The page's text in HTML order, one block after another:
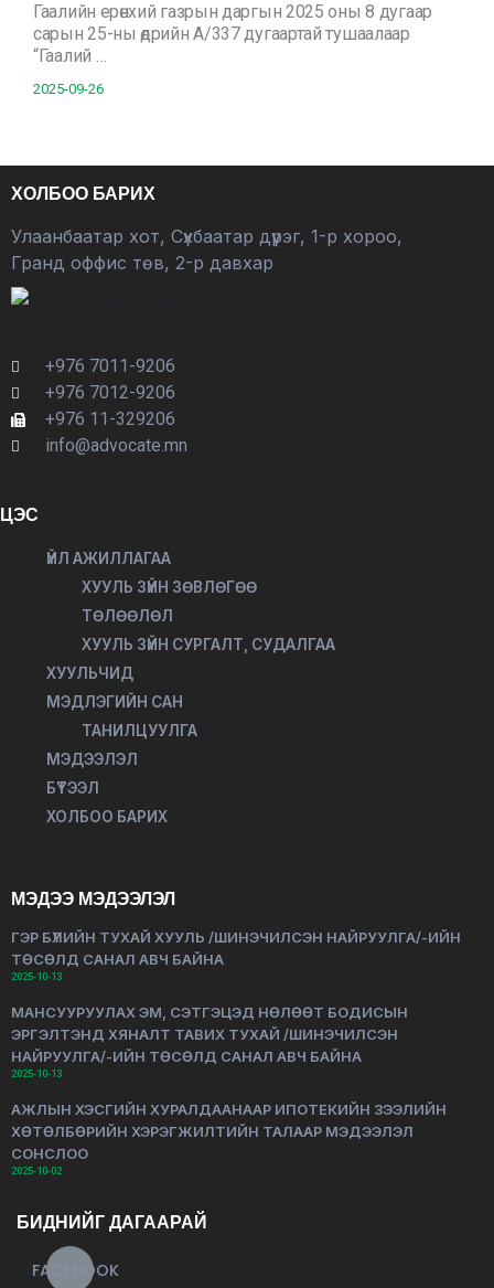
Гаалийн ерөнхий газрын даргын 2025 оны 8 дугаар
сарын 25-ны өдрийн А/337 дугаартай тушаалаар
“Гаалий …
2025-09-26
ХОЛБОО БАРИХ
Улаанбаатар хот, Сүхбаатар дүүрэг, 1-р хороо,
Гранд оффис төв, 2-р давхар
+976 7011-9206
+976 7012-9206
+976 11-329206
info@advocate.mn
ЦЭС
ҮЙЛ АЖИЛЛАГАА
ХУУЛЬ ЗҮЙН ЗӨВЛӨГӨӨ
ТӨЛӨӨЛӨЛ
ХУУЛЬ ЗҮЙН СУРГАЛТ, СУДАЛГАА
ХУУЛЬЧИД
МЭДЛЭГИЙН САН
ТАНИЛЦУУЛГА
МЭДЭЭЛЭЛ
БҮТЭЭЛ
ХОЛБОО БАРИХ
МЭДЭЭ МЭДЭЭЛЭЛ
ГЭР БҮЛИЙН ТУХАЙ ХУУЛЬ /ШИНЭЧИЛСЭН НАЙРУУЛГА/-ИЙН
ТӨСӨЛД САНАЛ АВЧ БАЙНА
2025-10-13
МАНСУУРУУЛАХ ЭМ, СЭТГЭЦЭД НӨЛӨӨТ БОДИСЫН
ЭРГЭЛТЭНД ХЯНАЛТ ТАВИХ ТУХАЙ /ШИНЭЧИЛСЭН
НАЙРУУЛГА/-ИЙН ТӨСӨЛД САНАЛ АВЧ БАЙНА
2025-10-13
АЖЛЫН ХЭСГИЙН ХУРАЛДААНААР ИПОТЕКИЙН ЗЭЭЛИЙН
ХӨТӨЛБӨРИЙН ХЭРЭГЖИЛТИЙН ТАЛААР МЭДЭЭЛЭЛ
СОНСЛОО
2025-10-02
БИДНИЙГ ДАГААРАЙ
FACEBOOK